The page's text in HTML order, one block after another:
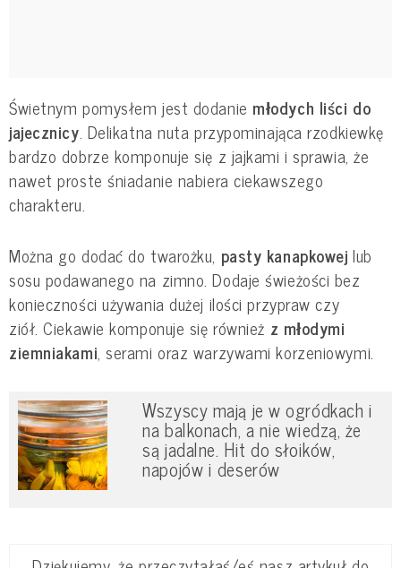
Świetnym pomysłem jest dodanie młodych liści do
jajecznicy. Delikatna nuta przypominająca rzodkiewkę
bardzo dobrze komponuje się z jajkami i sprawia, że
nawet proste śniadanie nabiera ciekawszego
charakteru.
Można go dodać do twarożku, pasty kanapkowej lub
sosu podawanego na zimno. Dodaje świeżości bez
konieczności używania dużej ilości przypraw czy
ziół. Ciekawie komponuje się również z młodymi
ziemniakami, serami oraz warzywami korzeniowymi.
Wszyscy mają je w ogródkach i
na balkonach, a nie wiedzą, że
są jadalne. Hit do słoików,
napojów i deserów